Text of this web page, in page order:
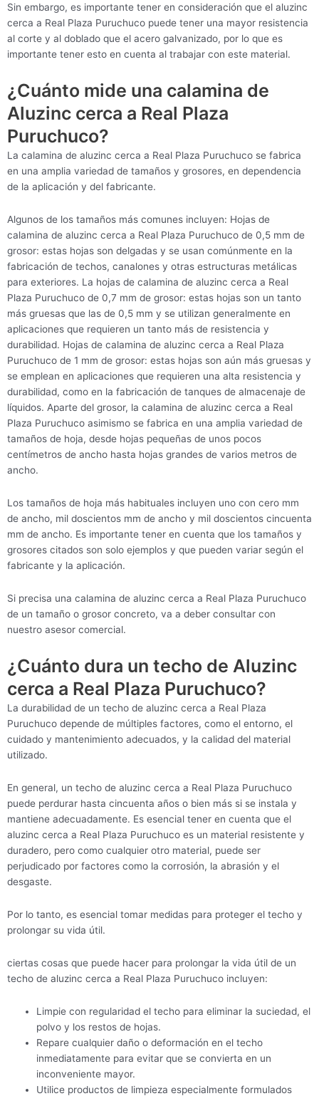
Sin embargo, es importante tener en consideración que el aluzinc
cerca a Real Plaza Puruchuco puede tener una mayor resistencia
al corte y al doblado que el acero galvanizado, por lo que es
importante tener esto en cuenta al trabajar con este material.
¿Cuánto mide una calamina de
Aluzinc cerca a Real Plaza
Puruchuco?
La calamina de aluzinc cerca a Real Plaza Puruchuco se fabrica
en una amplia variedad de tamaños y grosores, en dependencia
de la aplicación y del fabricante.
Algunos de los tamaños más comunes incluyen: Hojas de
calamina de aluzinc cerca a Real Plaza Puruchuco de 0,5 mm de
grosor: estas hojas son delgadas y se usan comúnmente en la
fabricación de techos, canalones y otras estructuras metálicas
para exteriores. La hojas de calamina de aluzinc cerca a Real
Plaza Puruchuco de 0,7 mm de grosor: estas hojas son un tanto
más gruesas que las de 0,5 mm y se utilizan generalmente en
aplicaciones que requieren un tanto más de resistencia y
durabilidad. Hojas de calamina de aluzinc cerca a Real Plaza
Puruchuco de 1 mm de grosor: estas hojas son aún más gruesas y
se emplean en aplicaciones que requieren una alta resistencia y
durabilidad, como en la fabricación de tanques de almacenaje de
líquidos. Aparte del grosor, la calamina de aluzinc cerca a Real
Plaza Puruchuco asimismo se fabrica en una amplia variedad de
tamaños de hoja, desde hojas pequeñas de unos pocos
centímetros de ancho hasta hojas grandes de varios metros de
ancho.
Los tamaños de hoja más habituales incluyen uno con cero mm
de ancho, mil doscientos mm de ancho y mil doscientos cincuenta
mm de ancho. Es importante tener en cuenta que los tamaños y
grosores citados son solo ejemplos y que pueden variar según el
fabricante y la aplicación.
Si precisa una calamina de aluzinc cerca a Real Plaza Puruchuco
de un tamaño o grosor concreto, va a deber consultar con
nuestro asesor comercial.
¿Cuánto dura un techo de Aluzinc
cerca a Real Plaza Puruchuco?
La durabilidad de un techo de aluzinc cerca a Real Plaza
Puruchuco depende de múltiples factores, como el entorno, el
cuidado y mantenimiento adecuados, y la calidad del material
utilizado.
En general, un techo de aluzinc cerca a Real Plaza Puruchuco
puede perdurar hasta cincuenta años o bien más si se instala y
mantiene adecuadamente. Es esencial tener en cuenta que el
aluzinc cerca a Real Plaza Puruchuco es un material resistente y
duradero, pero como cualquier otro material, puede ser
perjudicado por factores como la corrosión, la abrasión y el
desgaste.
Por lo tanto, es esencial tomar medidas para proteger el techo y
prolongar su vida útil.
ciertas cosas que puede hacer para prolongar la vida útil de un
techo de aluzinc cerca a Real Plaza Puruchuco incluyen:
Limpie con regularidad el techo para eliminar la suciedad, el
polvo y los restos de hojas.
Repare cualquier daño o deformación en el techo
inmediatamente para evitar que se convierta en un
inconveniente mayor.
Utilice productos de limpieza especialmente formulados